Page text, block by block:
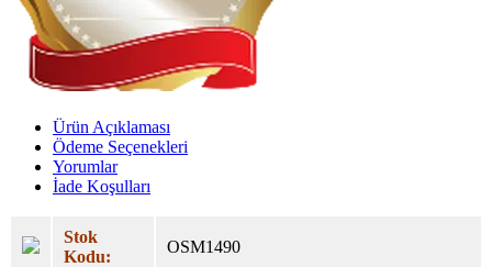
Ürün Açıklaması
Ödeme Seçenekleri
Yorumlar
İade Koşulları
Stok
Kodu:
OSM1490